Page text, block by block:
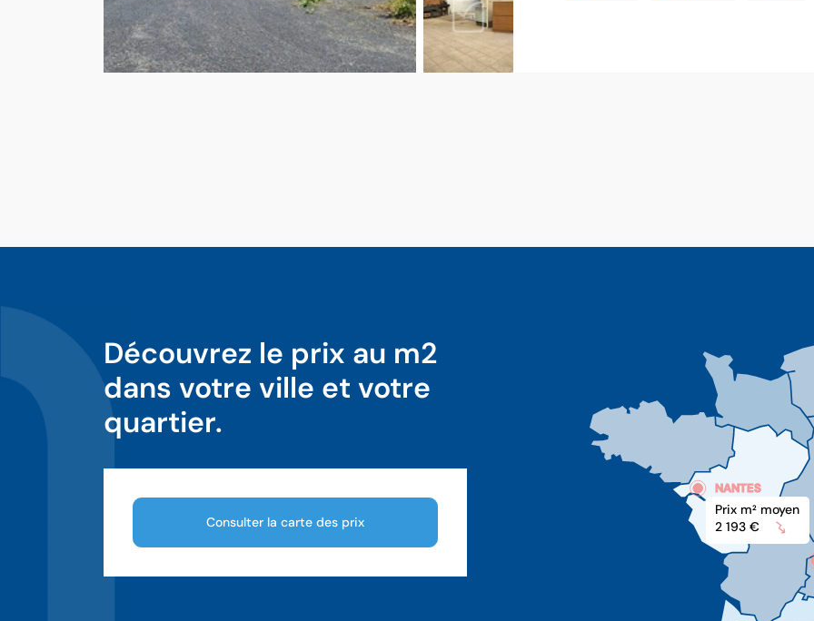
Découvrez le prix au m2
dans votre ville et votre
quartier.
Consulter la carte des prix
NANTES
Prix m2 moyen
2 193 €